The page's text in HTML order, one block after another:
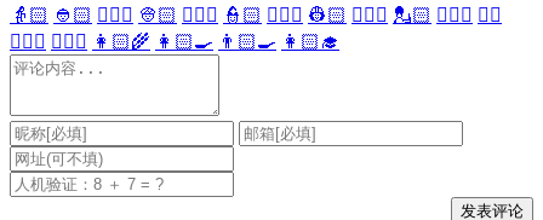
👵🏻 👲🏻 👳🏻‍♀️ 👳🏻 👮🏻‍♀️ 👮🏻 👷🏻‍♀️ 👷🏻 💂🏻‍♀️ 💂🏻 🕵🏻‍♀️ 🕵🏻
👩🏻‍⚕️ 👨🏻‍⚕️ 👩🏻‍🌾 👩🏻‍🍳 👨🏻‍🍳 👩🏻‍🎓